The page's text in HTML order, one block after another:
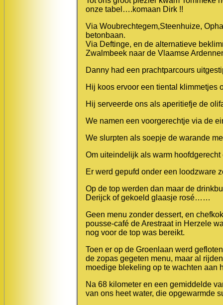
onze tabel….komaan Dirk !!
Via Woubrechtegem,Steenhuize,
betonbaan.
Via Deftinge, en de alternatieve
Zwalmbeek naar de Vlaamse
Danny had een prachtparcours
Hij koos ervoor een tiental klimmetjes
Hij serveerde ons als aperitiefje de
We namen een voorgerechtje via de
We slurpten als soepje de warande
Om uiteindelijk als warm
Er werd gepufd onder een loodzware
Op de top werden dan maar de
Derijck of gekoeld glaasje rosé……
Geen menu zonder dessert, en
pousse-café de Arestraat in Herzele
nog voor de top was bereikt.
Toen er op de Groenlaan werd
de zopas gegeten menu, maar al
moedige blekeling op te wachten aan
Na 68 kilometer en een gemiddelde
van ons heet water, die opgewarmde